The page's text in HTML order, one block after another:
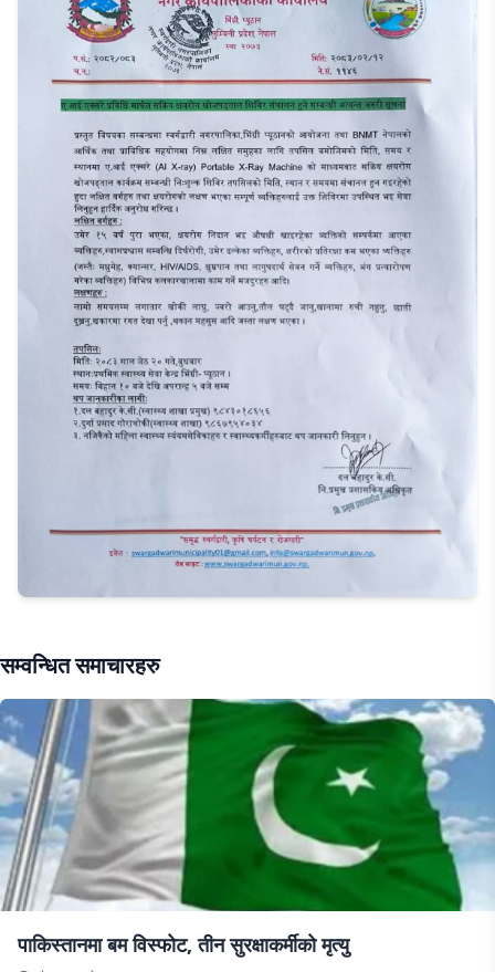
सम्वन्धित समाचारहरु
पाकिस्तानमा बम विस्फोट, तीन सुरक्षाकर्मीको मृत्यु